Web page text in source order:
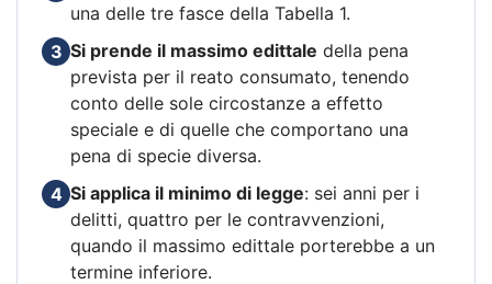
una delle tre fasce della Tabella 1.
3 Si prende il massimo edittale della pena
prevista per il reato consumato, tenendo
conto delle sole circostanze a effetto
speciale e di quelle che comportano una
pena di specie diversa.
4 Si applica il minimo di legge: sei anni per i
delitti, quattro per le contravvenzioni,
quando il massimo edittale porterebbe a un
termine inferiore.